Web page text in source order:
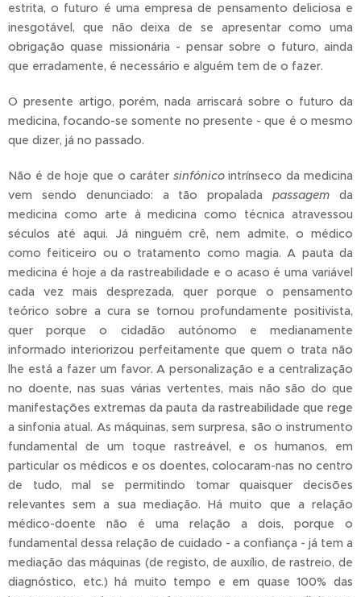
estrita, o futuro é uma empresa de pensamento deliciosa e
inesgotável, que não deixa de se apresentar como uma
obrigação quase missionária - pensar sobre o futuro, ainda
que erradamente, é necessário e alguém tem de o fazer.
O presente artigo, porém, nada arriscará sobre o futuro da
medicina, focando-se somente no presente - que é o mesmo
que dizer, já no passado.
Não é de hoje que o caráter sinfónicointrínseco da medicina
vem sendo denunciado: a tão propaladapassagem da
medicina como arte à medicina como técnica atravessou
séculos até aqui. Já ninguém crê, nem admite, o médico
como feiticeiro ou o tratamento como magia. A pauta da
medicina é hoje a da rastreabilidade e o acaso é uma variável
cada vez mais desprezada, quer porque o pensamento
teórico sobre a cura se tornou profundamente positivista,
quer porque o cidadão autónomo e medianamente
informado interiorizou perfeitamente que quem o trata não
lhe está a fazer um favor. A personalização e a centralização
no doente, nas suas várias vertentes, mais não são do que
manifestações extremas da pauta da rastreabilidade que rege
a sinfonia atual. As máquinas, sem surpresa, são o instrumento
fundamental de um toque rastreável, e os humanos, em
particular os médicos e os doentes, colocaram-nas no centro
de tudo, mal se permitindo tomar quaisquer decisões
relevantes sem a sua mediação. Há muito que a relação
médico-doente não é uma relação a dois, porque o
fundamental dessa relação de cuidado - a confiança - já tem a
mediação das máquinas (de registo, de auxílio, de rastreio, de
diagnóstico, etc.) há muito tempo e em quase 100% das